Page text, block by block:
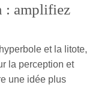
: amplifiez
et la litote,
la perception et
une idée plus